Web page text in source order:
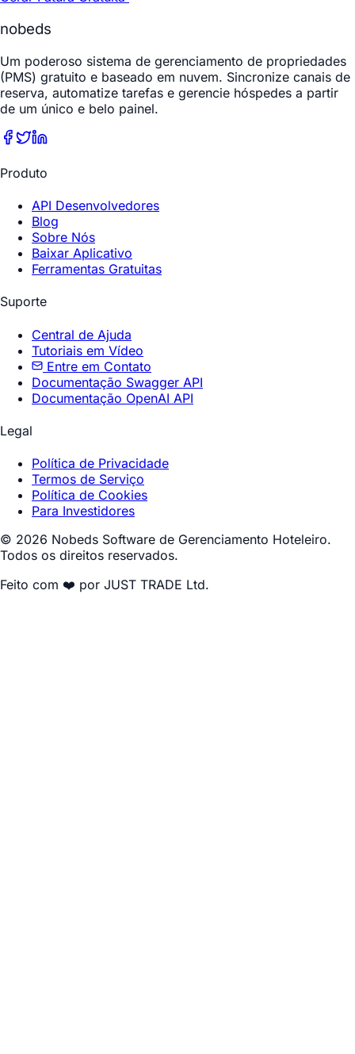
nobeds
Um poderoso sistema de gerenciamento de propriedades
(PMS) gratuito e baseado em nuvem. Sincronize canais de
reserva, automatize tarefas e gerencie hóspedes a partir
de um único e belo painel.
Produto
API Desenvolvedores
Blog
Sobre Nós
Baixar Aplicativo
Ferramentas Gratuitas
Suporte
Central de Ajuda
Tutoriais em Vídeo
Entre em Contato
Documentação Swagger API
Documentação OpenAI API
Legal
Política de Privacidade
Termos de Serviço
Política de Cookies
Para Investidores
© 2026 Nobeds Software de Gerenciamento Hoteleiro.
Todos os direitos reservados.
Feito com ❤️ por JUST TRADE Ltd.